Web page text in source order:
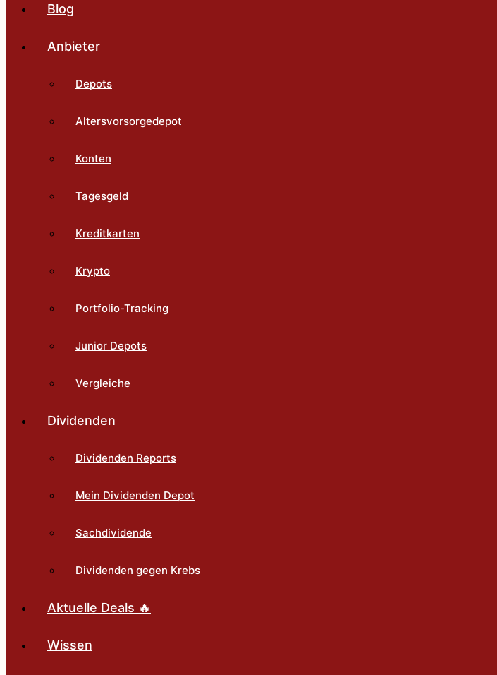
Blog
Anbieter
Depots
Altersvorsorgedepot
Konten
Tagesgeld
Kreditkarten
Krypto
Portfolio-Tracking
Junior Depots
Vergleiche
Dividenden
Dividenden Reports
Mein Dividenden Depot
Sachdividende
Dividenden gegen Krebs
Aktuelle Deals 🔥
Wissen